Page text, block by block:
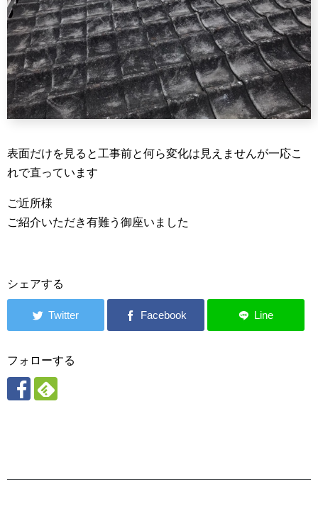
表面だけを見ると工事前と何ら変化は見えませんが一応こ
れで直っています
ご近所様
ご紹介いただき有難う御座いました
シェアする
フォローする